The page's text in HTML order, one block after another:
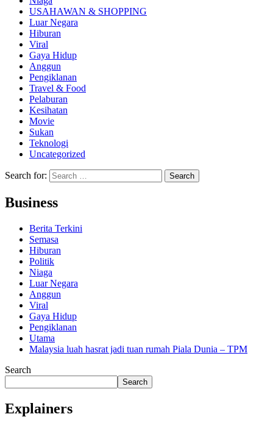
USAHAWAN & SHOPPING
Luar Negara
Hiburan
Viral
Gaya Hidup
Anggun
Pengiklanan
Travel & Food
Pelaburan
Kesihatan
Movie
Sukan
Teknologi
Uncategorized
Search for:
Business
Berita Terkini
Semasa
Hiburan
Politik
Niaga
Luar Negara
Anggun
Viral
Gaya Hidup
Pengiklanan
Utama
Malaysia luah hasrat jadi tuan rumah Piala Dunia – TPM
Search
Search
Explainers